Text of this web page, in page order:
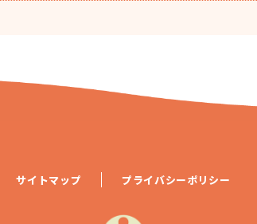
サイトマップ プライバシーポリシー